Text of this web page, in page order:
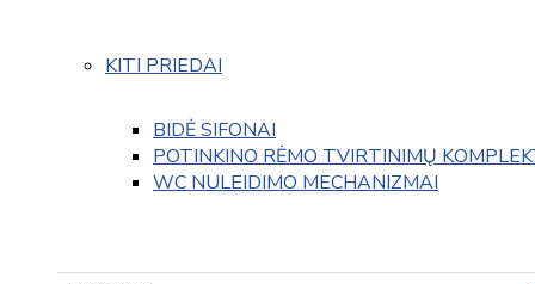
KITI PRIEDAI
BIDĖ SIFONAI
POTINKINO RĖMO TVIRTINIMŲ
WC NULEIDIMO MECHANIZMAI